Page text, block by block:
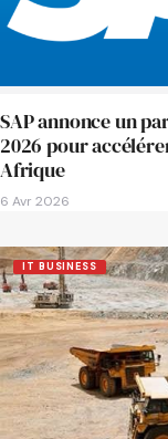
SAP annonce un
2026 pour
Afrique
6 Avr 2026
IT BUSINESS